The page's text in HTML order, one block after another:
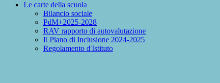
Le carte della scuola
Bilancio sociale
PdM+2025-2028
RAV rapporto di autovalutazione
Il Piano di Inclusione 2024-2025
Regolamento d'Istituto